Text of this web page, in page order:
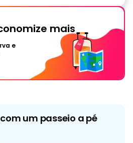
mais
e
um passeio a pé